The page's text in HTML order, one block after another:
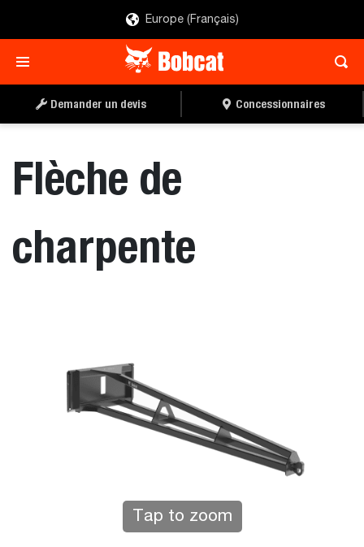
Europe (Français)
Demander un devis Concessionnaires
Flèche de
charpente
Tap to zoom
DEMANDER UN DEVIS
TROUVER UN